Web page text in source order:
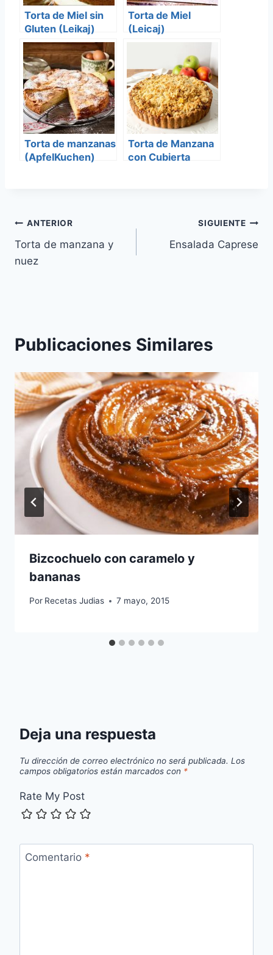
Torta de Miel sin
Gluten (Leikaj)
Torta de Miel
(Leicaj)
Torta de manzanas
(ApfelKuchen)
Torta de Manzana
con Cubierta
Navegación
de
ANTERIOR
Torta de manzana y
nuez
SIGUIENTE
Ensalada Caprese
Publicaciones Similares
Bizcochuelo con caramelo y
bananas
Por Recetas Judias 7 mayo, 2015
Deja una respuesta
Tu dirección de correo electrónico no será publicada. Los
campos obligatorios están marcados con *
Rate My Post
Comentario *